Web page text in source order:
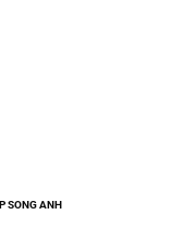
SONG ANH